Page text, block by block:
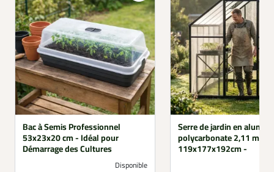
Bac à Semis Professionnel
53x23x20 cm - Idéal pour
Démarrage des Cultures
Disponible
Serre de jardin en
polycarbonate 2,11 m² -
119x177x192cm -